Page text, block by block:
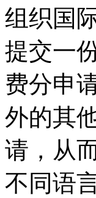
组织国
提交一
费分申
外的其
请，从
不同语